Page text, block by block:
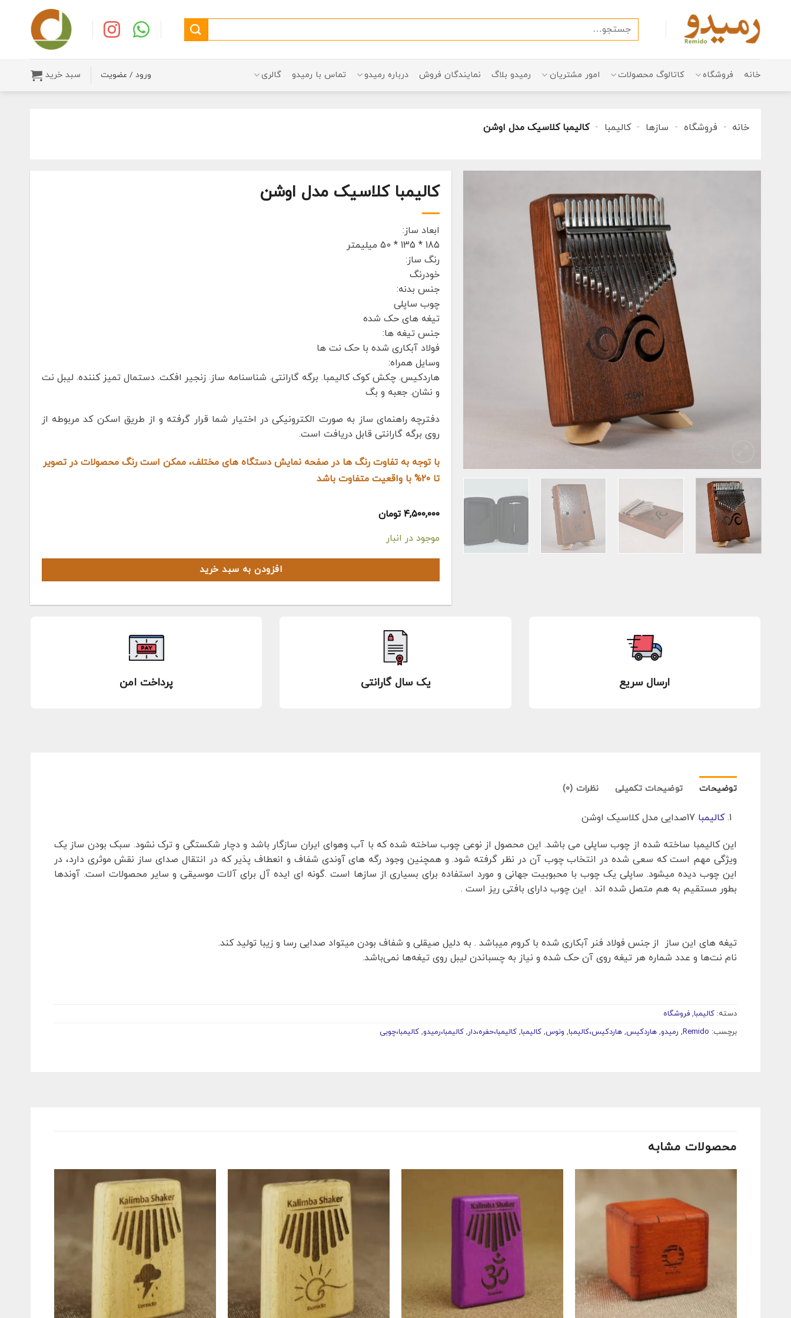
content
جستجو
برای:
خانه فروشگاه کاتالوگ محصولات امور مشتریان رمیدو بلاگ نمایندگان فروش درباره رمیدو تماس با رمیدو گالری ورود / عضویت سبد خرید
خانه - فروشگاه - سازها - کالیمبا - کالیمبا کلاسیک مدل اوشن
کالیمبا کلاسیک مدل اوشن
ابعاد ساز:
185 * 135 * 50 میلیمتر
رنگ ساز:
خودرنگ
جنس بدنه:
چوب ساپلی
تیغه های حک شده
جنس تیغه ها:
فولاد آبکاری شده با حک نت ها
وسایل همراه:
هاردکیس. چکش کوک کالیمبا. برگه گارانتی. شناسنامه ساز. زنجیر افکت. دستمال تمیز کننده. لیبل نت
و نشان. جعبه و بگ
دفترچه راهنمای ساز به صورت الکترونیکی در اختیار شما قرار گرفته و از طریق اسکن کد مربوطه از
روی برگه گارانتی قابل دریافت است.
با توجه به تفاوت رنگ ها در صفحه نمایش دستگاه های مختلف، ممکن است رنگ محصولات در تصویر
تا ۲۰% با واقعیت متفاوت باشد
۴,۵۰۰,۰۰۰ تومان
موجود در انبار
افزودن به سبد خرید
ارسال سریع یک سال گارانتی پرداخت امن
توضیحات توضیحات تکمیلی نظرات (0)
کالیمبا
این کالیمبا ساخته شده از چوب ساپلی می باشد. این محصول از نوعی چوب ساخته شده که با آب وهوای ایران سازگار باشد و دچار شکستگی و ترک نشود. سبک بودن ساز یک
ویژگی مهم است که سعی شده در انتخاب چوب آن در نظر گرفته شود. و همچنین وجود رگه های آوندی شفاف و انعطاف پذیر که در انتقال صدای ساز نقش موثری دارد، در
این چوب دیده میشود. ساپلی یک چوب با محبوبیت جهانی و مورد استفاده برای بسیاری از سازها است .گونه ای ایده آل برای آلات موسیقی و سایر محصولات است. آوندها
بطور مستقیم به هم متصل شده اند . این چوب دارای بافتی ریز است .
تیغه های این ساز از جنس فولاد فنر آبکاری شده با کروم میباشد . به دلیل صیقلی و شفاف بودن میتواد صدایی رسا و زیبا تولید کند.
نام نت‌ها و عدد شماره هر تیغه روی آن حک شده و نیاز به چسباندن لیبل روی تیغه‌ها نمی‌باشد.
دسته: کالیمبا, فروشگاه
برچسب: Remido
, رمیدو, هاردکیس, هاردکیس،کالیمبا, ونوس, کالیمبا, کالیمبا،حفره،دار, کالیمبا،رمیدو, کالیمبا،چوبی
محصولات مشابه